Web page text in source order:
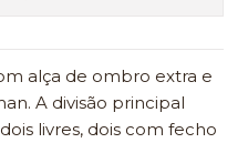
alça de ombro extra e
A divisão principal
livres, dois com fecho